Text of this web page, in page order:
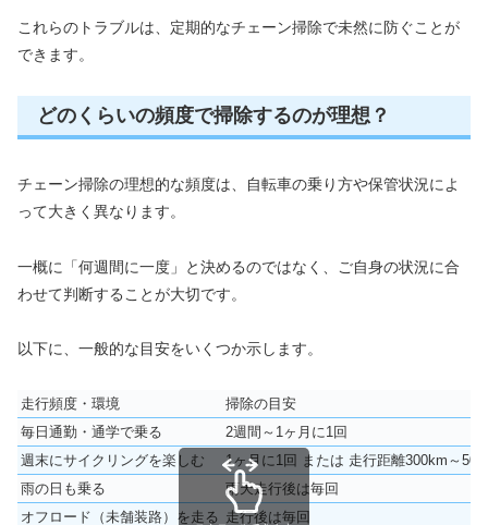
これらのトラブルは、定期的なチェーン掃除で未然に防ぐことが
できます。
どのくらいの頻度で掃除するのが理想？
チェーン掃除の理想的な頻度は、自転車の乗り方や保管状況によ
って大きく異なります。
一概に「何週間に一度」と決めるのではなく、ご自身の状況に合
わせて判断することが大切です。
以下に、一般的な目安をいくつか示します。
走行頻度・環境
掃除の目安
毎日通勤・通学で乗る
2週間～1ヶ月に1回
週末にサイクリングを楽しむ
1ヶ月に1回 または 走行距離300km～
雨の日も乗る
雨天走行後は毎回
オフロード（未舗装路）を走る 走行後は毎回